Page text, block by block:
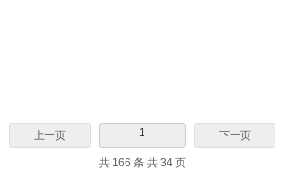
上一页 1 下一页
共 166 条 共 34 页